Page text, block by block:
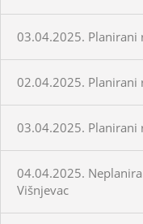
03.04.2025. Planirani
02.04.2025. Planirani
03.04.2025. Planirani
04.04.2025.
Višnjevac